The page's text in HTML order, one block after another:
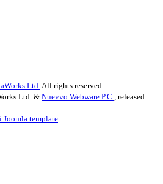
Ltd. All rights reserved.
Ltd. & Nuevvo Webware P.C.
, released
Joomla template